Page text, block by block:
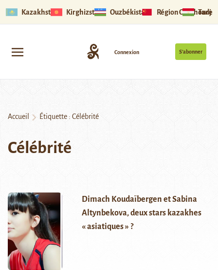
Kazakhstan Kirghizstan Ouzbékistan Région Ouïghoure
S’abonner
Connexion
Accueil Étiquette : Célébrité
Célébrité
Dimach Koudaïbergen et Sabina
Altynbekova, deux stars kazakhes
« asiatiques » ?